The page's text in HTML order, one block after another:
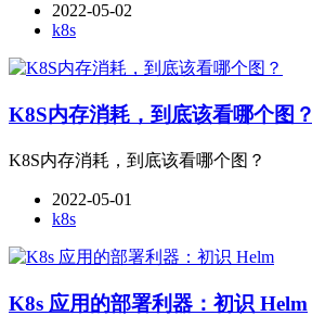
2022-05-02
k8s
K8S内存消耗，到底该看哪个图？
K8S内存消耗，到底该看哪个图？
2022-05-01
k8s
K8s 应用的部署利器：初识 Helm